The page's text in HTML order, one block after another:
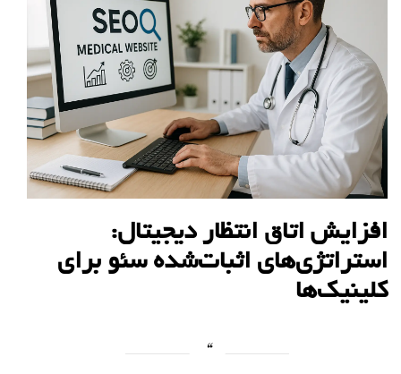
افزایش اتاق انتظار دیجیتال:
استراتژی‌های اثبات‌شده سئو برای
کلینیک‌ها